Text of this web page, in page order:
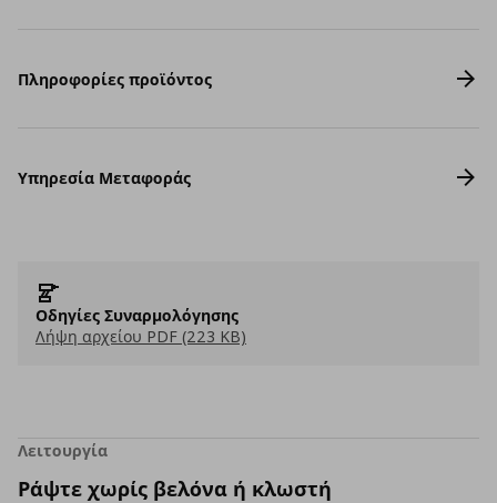
Πληροφορίες προϊόντος
Υπηρεσία Μεταφοράς
Οδηγίες Συναρμολόγησης
Λήψη αρχείου PDF (223 KB)
Λειτουργία
Ράψτε χωρίς βελόνα ή κλωστή